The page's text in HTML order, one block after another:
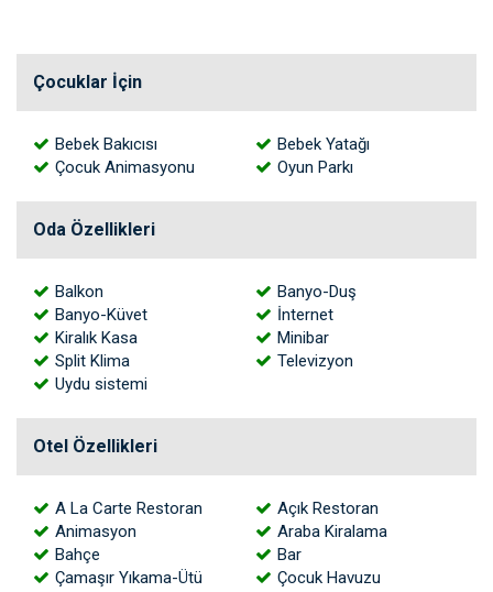
Çocuklar İçin
Bebek Bakıcısı
Bebek Yatağı
Çocuk Animasyonu
Oyun Parkı
Oda Özellikleri
Balkon
Banyo-Duş
Banyo-Küvet
İnternet
Kiralık Kasa
Minibar
Split Klima
Televizyon
Uydu sistemi
Otel Özellikleri
A La Carte Restoran
Açık Restoran
Animasyon
Araba Kiralama
Bahçe
Bar
Çamaşır Yıkama-Ütü
Çocuk Havuzu